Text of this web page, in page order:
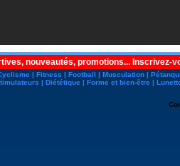
nouveautés, promotions... Inscrivez-
| Fitness | Football | Musculation |
| Diététique | Forme et bien-être |